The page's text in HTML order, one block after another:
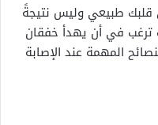
قلبك طبيعي وليس نتيجةً
ترغب في أن يهدأ خفقان
المهمة عند الإصابة